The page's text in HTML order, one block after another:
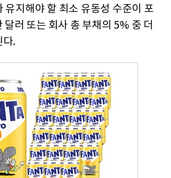
유지해야 할 최소 유동성 수준이 포
러 또는 회사 총 부채의 5% 중 더
다.